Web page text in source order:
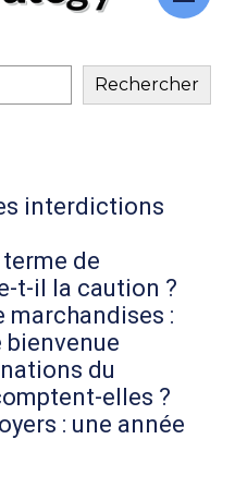
Rechercher
interdictions
de
t-il la caution ?
marchandises :
du
elles ?
: une année